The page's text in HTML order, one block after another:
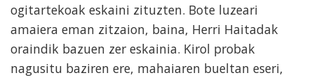
ogitartekoak eskaini zituzten. Bote luzeari
amaiera eman zitzaion, baina, Herri Haitadak
oraindik bazuen zer eskainia. Kirol probak
nagusitu baziren ere, mahaiaren bueltan eseri,